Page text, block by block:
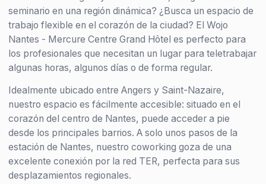
seminario en una región dinámica? ¿Busca un espacio de
trabajo flexible en el corazón de la ciudad? El Wojo
Nantes - Mercure Centre Grand Hôtel es perfecto para
los profesionales que necesitan un lugar para teletrabajar
algunas horas, algunos días o de forma regular.
Idealmente ubicado entre Angers y Saint-Nazaire,
nuestro espacio es fácilmente accesible: situado en el
corazón del centro de Nantes, puede acceder a pie
desde los principales barrios. A solo unos pasos de la
estación de Nantes, nuestro coworking goza de una
excelente conexión por la red TER, perfecta para sus
desplazamientos regionales.